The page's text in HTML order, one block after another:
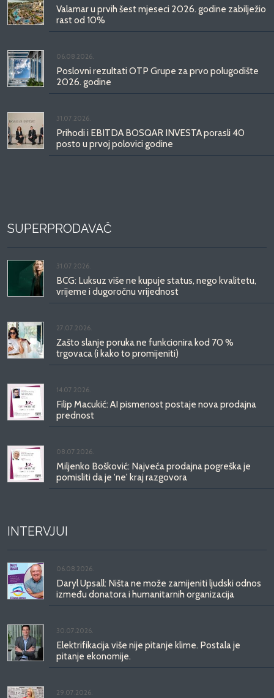
Valamar u prvih šest mjeseci 2026. godine zabilježio
rast od 10%
06.08.2026.
Poslovni rezultati OTP Grupe za prvo polugodište
2026. godine
31.07.2026.
Prihodi i EBITDA BOSQAR INVESTA porasli 40
posto u prvoj polovici godine
SUPERPRODAVAČ
31.07.2026.
BCG: Luksuz više ne kupuje status, nego kvalitetu,
vrijeme i dugoročnu vrijednost
27.07.2026.
Zašto slanje poruka ne funkcionira kod 70 %
trgovaca (i kako to promijeniti)
14.07.2026.
Filip Macukić: AI pismenost postaje nova prodajna
prednost
08.07.2026.
Miljenko Bošković: Najveća prodajna pogreška je
pomisliti da je 'ne' kraj razgovora
INTERVJUI
06.08.2026.
Daryl Upsall: Ništa ne može zamijeniti ljudski odnos
između donatora i humanitarnih organizacija
30.07.2026.
Elektrifikacija više nije pitanje klime. Postala je
pitanje ekonomije.
29.07.2026.